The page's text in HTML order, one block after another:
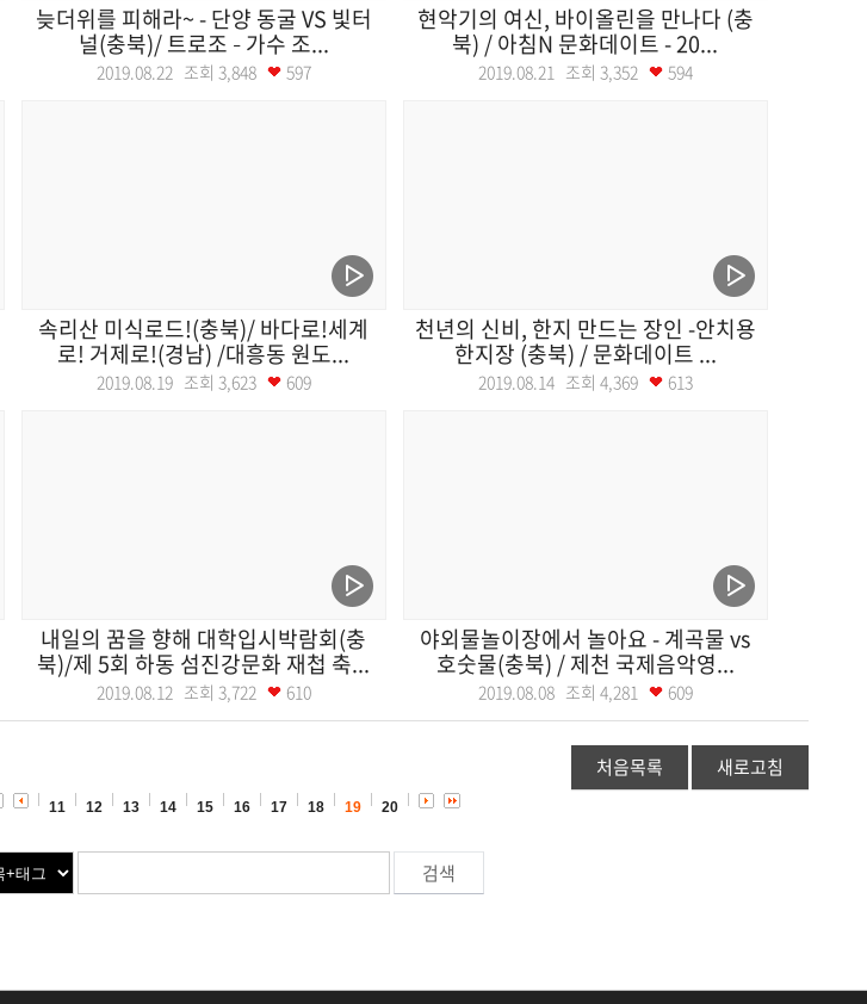
늦더위를 피해라~ - 단양 동굴 VS 빛터
널(충북)/ 트로조 – 가수 조...
2019.08.22 조회 3,848 597
현악기의 여신, 바이올린을 만나다 (충
북) / 아침N 문화데이트 - 20...
2019.08.21 조회 3,352 594
속리산 미식로드!(충북)/ 바다로!세계
로! 거제로!(경남) /대흥동 원도...
2019.08.19 조회 3,623 609
천년의 신비, 한지 만드는 장인 -안치용
한지장 (충북) / 문화데이트 ...
2019.08.14 조회 4,369 613
내일의 꿈을 향해 대학입시박람회(충
북)/제 5회 하동 섬진강문화 재첩 축...
2019.08.12 조회 3,722 610
야외물놀이장에서 놀아요 - 계곡물 vs
호숫물(충북) / 제천 국제음악영...
2019.08.08 조회 4,281 609
처음목록 새로고침
11 12 13 14 15 16 17 18 19 20